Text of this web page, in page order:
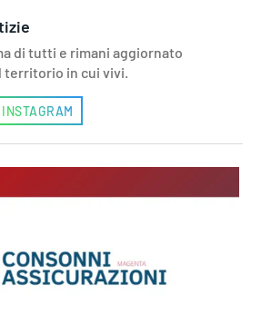
di tutti e rimani aggiornato
territorio in cui vivi.
INSTAGRAM